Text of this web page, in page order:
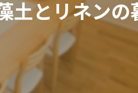
新築
土とリネンの